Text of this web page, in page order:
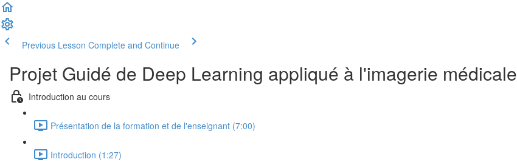
Previous Lesson Complete and Continue
Projet Guidé de Deep Learning appliqué à l'imagerie médicale
Introduction au cours
Présentation de la formation et de l'enseignant (7:00)
Introduction (1:27)